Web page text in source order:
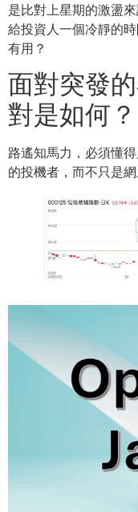
是比對上星期的激盪
給投資人一個冷靜的
有用？
面對突發
對是如何？
路遙知馬力，必須懂
的投機者，而不只是